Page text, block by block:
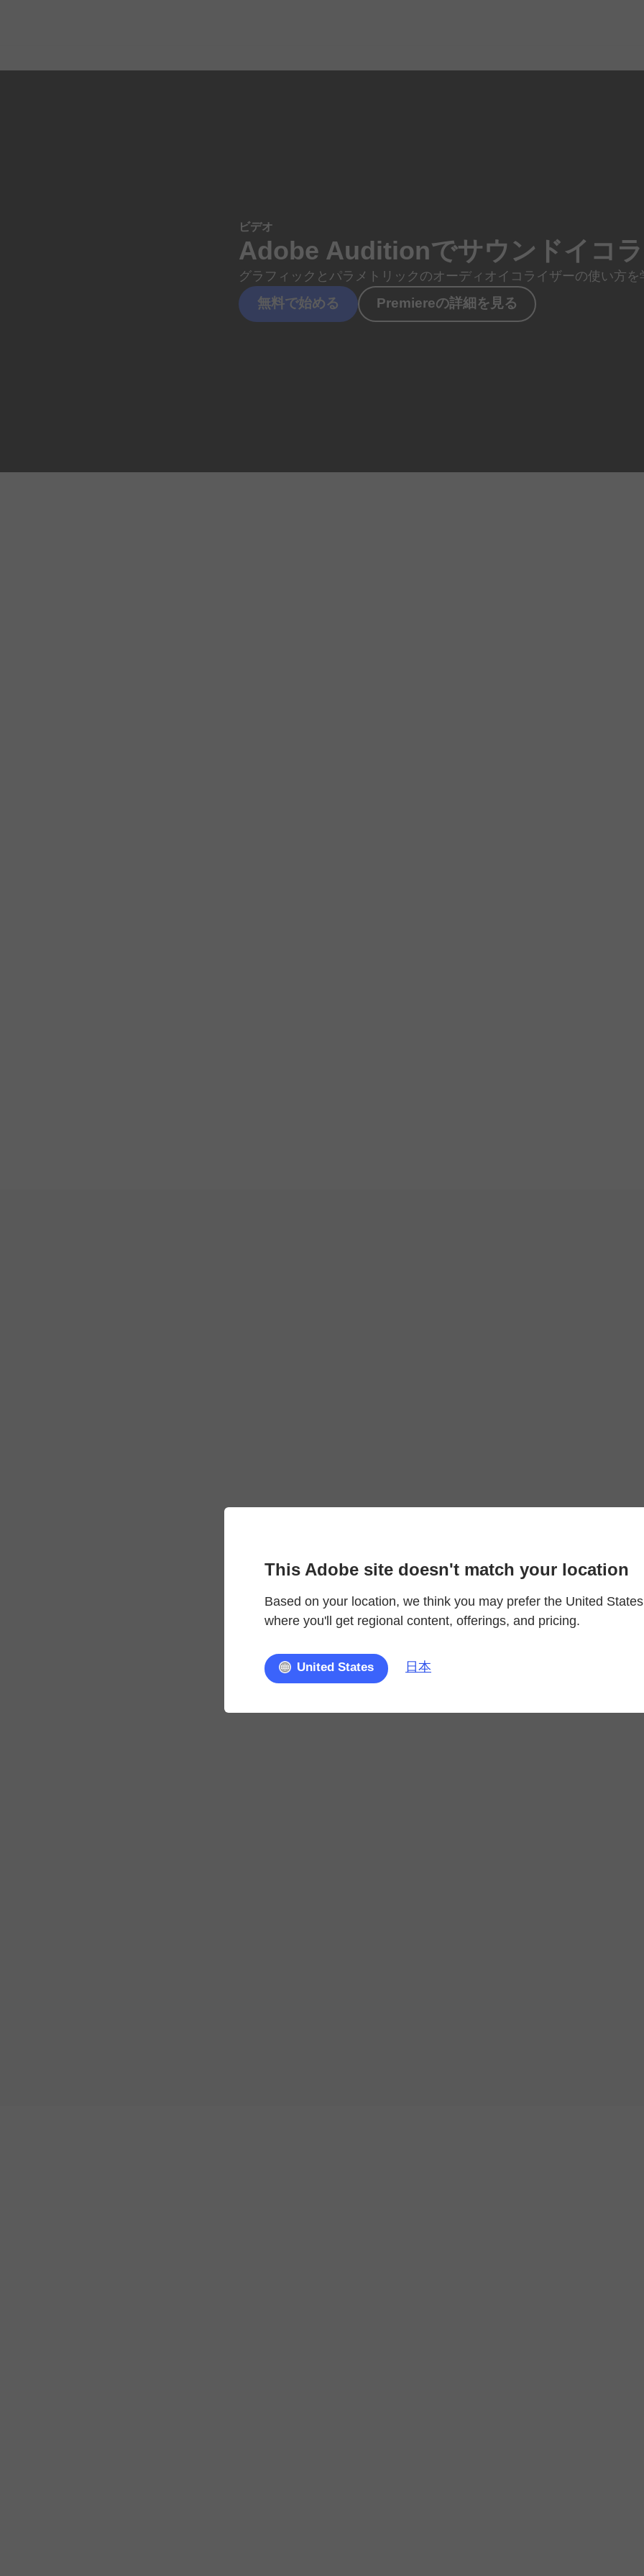
ビデオ
Adobe Auditionでサウンドイコ
グラフィックと パラメトリックのオーディ オイコライザーの使い方を
無料で始める Premiereの詳細を 見る
This Adobe site doesn't match your location
Based on your location, we think you may prefer the United
where you'll get regional content, offerings, and pricing.
United States 日本